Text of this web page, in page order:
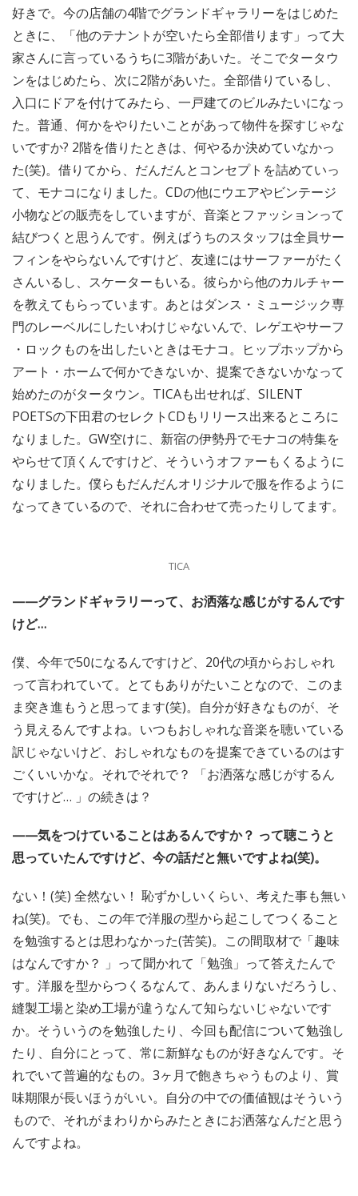
好きで。今の店舗の4階でグランドギャラリーをはじめた
ときに、「他のテナントが空いたら全部借ります」って大
家さんに言っているうちに3階があいた。そこでタータウ
ンをはじめたら、次に2階があいた。全部借りているし、
入口にドアを付けてみたら、一戸建てのビルみたいになっ
た。普通、何かをやりたいことがあって物件を探すじゃな
いですか? 2階を借りたときは、何やるか決めていなかっ
た(笑)。借りてから、だんだんとコンセプトを詰めていっ
て、モナコになりました。CDの他にウエアやビンテージ
小物などの販売をしていますが、音楽とファッションって
結びつくと思うんです。例えばうちのスタッフは全員サー
フィンをやらないんですけど、友達にはサーファーがたく
さんいるし、スケーターもいる。彼らから他のカルチャー
を教えてもらっています。あとはダンス・ミュージック専
門のレーベルにしたいわけじゃないんで、レゲエやサーフ
・ロックものを出したいときはモナコ。ヒップホップから
アート・ホームで何かできないか、提案できないかなって
始めたのがタータウン。TICAも出せれば、SILENT
POETSの下田君のセレクトCDもリリース出来るところに
なりました。GW空けに、新宿の伊勢丹でモナコの特集を
やらせて頂くんですけど、そういうオファーもくるように
なりました。僕らもだんだんオリジナルで服を作るように
なってきているので、それに合わせて売ったりしてます。
TICA
——グランドギャラリーって、お洒落な感じがするんです
けど…
僕、今年で50になるんですけど、20代の頃からおしゃれ
って言われていて。とてもありがたいことなので、このま
ま突き進もうと思ってます(笑)。自分が好きなものが、そ
う見えるんですよね。いつもおしゃれな音楽を聴いている
訳じゃないけど、おしゃれなものを提案できているのはす
ごくいいかな。それでそれで？ 「お洒落な感じがするん
ですけど… 」の続きは？
——気をつけていることはあるんですか？ って聴こうと
思っていたんですけど、今の話だと無いですよね(笑)。
ない！(笑) 全然ない！ 恥ずかしいくらい、考えた事も無い
ね(笑)。でも、この年で洋服の型から起こしてつくること
を勉強するとは思わなかった(苦笑)。この間取材で「趣味
はなんですか？ 」って聞かれて「勉強」って答えたんで
す。洋服を型からつくるなんて、あんまりないだろうし、
縫製工場と染め工場が違うなんて知らないじゃないです
か。そういうのを勉強したり、今回も配信について勉強し
たり、自分にとって、常に新鮮なものが好きなんです。そ
れでいて普遍的なもの。3ヶ月で飽きちゃうものより、賞
味期限が長いほうがいい。自分の中での価値観はそういう
もので、それがまわりからみたときにお洒落なんだと思う
んですよね。